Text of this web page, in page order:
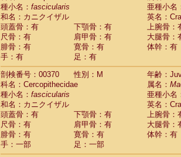
種小名： fascicularis
亜種小名
和名：カニクイザル
英名：
頭蓋骨：有
下顎骨：有
上腕骨：
尺骨：有
肩甲骨：有
大腿骨：
腓骨：有
寛骨：有
体幹：有
手：有
足：有
剖検番号：00370
性別：M
年齢：
科名：Cercopithecidae
属名：
種小名： fascicularis
亜種小名
和名：カニクイザル
英名：
頭蓋骨：有
下顎骨：有
上腕骨：
尺骨：有
肩甲骨：有
大腿骨：
腓骨：有
寛骨：有
体幹：有
手：一部
足：一部